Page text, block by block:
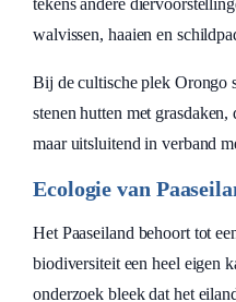
tekens andere
walvissen, haaien en
Bij de cultische plek Orongo
stenen hutten met
maar uitsluitend in verband
Ecologie van
Het Paaseiland behoort tot
biodiversiteit een heel eigen
onderzoek bleek dat het